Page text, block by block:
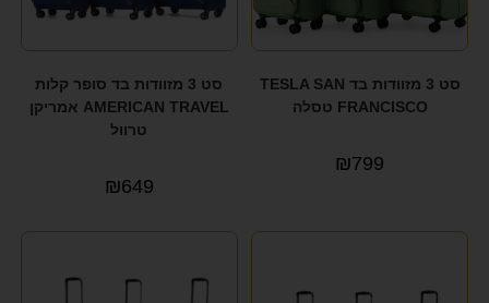
סט 3 מזוודות בד TESLA SAN
FRANCISCO טסלה
₪799
סט 3 מזוודות בד סופר קלות
AMERICAN TRAVEL אמריקן
טרוול
₪649